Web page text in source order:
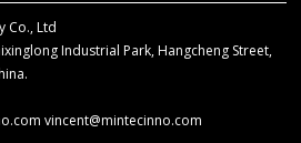
Co., Ltd
Industrial Park, Hangcheng Street,
vincent@mintecinno.com